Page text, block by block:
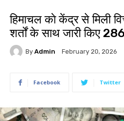
हिमाचल काे केंद्र से मिली
शर्तों के साथ जारी किए
By Admin February 20, 2026
Facebook Twitter